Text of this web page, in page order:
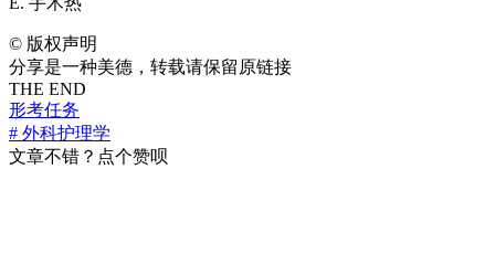
© 版权声明
分享是一种美德，转载请保留原链接
THE END
形考任务
# 外科护理学
文章不错？点个赞呗